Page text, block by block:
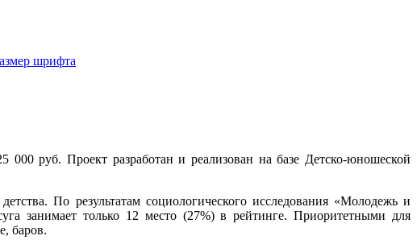
руб. Проект разработан и реализован на базе Детско-юношеской
По результатам социологического исследования «Молодежь и
занимает только 12 место (27%) в рейтинге. Приоритетными для
баров.